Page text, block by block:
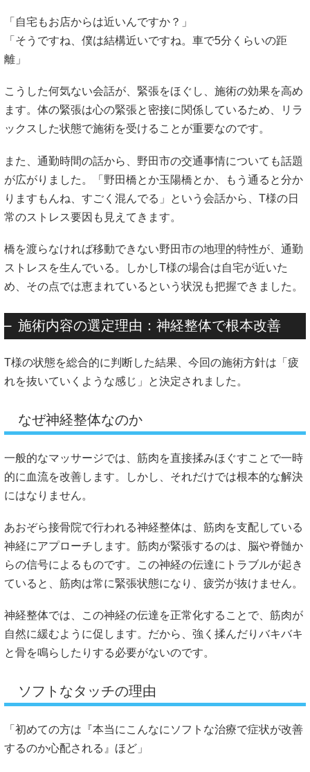
「自宅もお店からは近いんですか？」
「そうですね、僕は結構近いですね。車で5分くらいの距
離」
こうした何気ない会話が、緊張をほぐし、施術の効果を高め
ます。体の緊張は心の緊張と密接に関係しているため、リラ
ックスした状態で施術を受けることが重要なのです。
また、通勤時間の話から、野田市の交通事情についても話題
が広がりました。「野田橋とか玉陽橋とか、もう通ると分か
りますもんね、すごく混んでる」という会話から、T様の日
常のストレス要因も見えてきます。
橋を渡らなければ移動できない野田市の地理的特性が、通勤
ストレスを生んでいる。しかしT様の場合は自宅が近いた
め、その点では恵まれているという状況も把握できました。
施術内容の選定理由：神経整体で根本改善
T様の状態を総合的に判断した結果、今回の施術方針は「疲
れを抜いていくような感じ」と決定されました。
なぜ神経整体なのか
一般的なマッサージでは、筋肉を直接揉みほぐすことで一時
的に血流を改善します。しかし、それだけでは根本的な解決
にはなりません。
あおぞら接骨院で行われる神経整体は、筋肉を支配している
神経にアプローチします。筋肉が緊張するのは、脳や脊髄か
らの信号によるものです。この神経の伝達にトラブルが起き
ていると、筋肉は常に緊張状態になり、疲労が抜けません。
神経整体では、この神経の伝達を正常化することで、筋肉が
自然に緩むように促します。だから、強く揉んだりバキバキ
と骨を鳴らしたりする必要がないのです。
ソフトなタッチの理由
「初めての方は『本当にこんなにソフトな治療で症状が改善
するのか心配される』ほど」